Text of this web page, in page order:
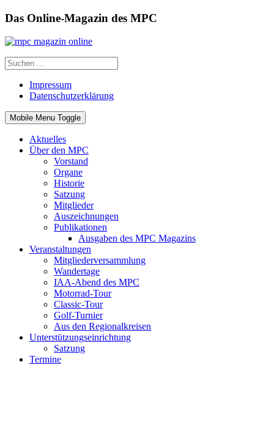
Das Online-Magazin des MPC
Impressum
Datenschutzerklärung
Mobile Menu Toggle
Aktuelles
Über den MPC
Vorstand
Organe
Historie
Satzung
Mitglieder
Auszeichnungen
Publikationen
Ausgaben des MPC Magazins
Veranstaltungen
Mitgliederversammlung
Wandertage
IAA-Abend des MPC
Motorrad-Tour
Classic-Tour
Golf-Turnier
Aus den Regionalkreisen
Unterstützungseinrichtung
Satzung
Termine